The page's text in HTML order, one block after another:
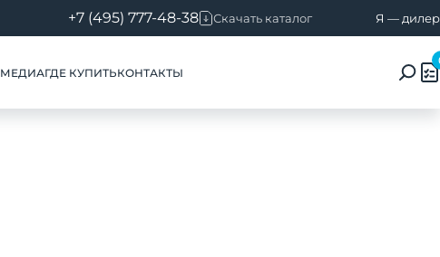
+7 (495) 777-48-38 Скачать каталог Я — дилер
МЕДИАГДЕ КУПИТЬКОНТАКТЫ